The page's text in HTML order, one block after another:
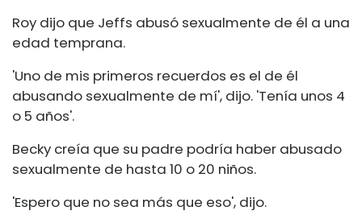
Roy dijo que Jeffs abusó sexualmente de él a una
edad temprana.
'Uno de mis primeros recuerdos es el de él
abusando sexualmente de mí', dijo. 'Tenía unos 4
o 5 años'.
Becky creía que su padre podría haber abusado
sexualmente de hasta 10 o 20 niños.
'Espero que no sea más que eso', dijo.